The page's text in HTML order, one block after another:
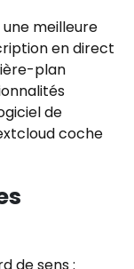
meilleure
en direct
plan
de
coche